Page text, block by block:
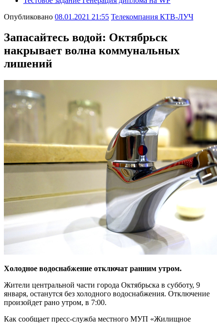
Опубликовано 08.01.2021 21:55 Телекомпания КТВ-ЛУЧ
Запасайтесь водой: Октябрьск
накрывает волна коммунальных
лишений
Холодное водоснабжение отключат ранним утром.
Жители центральной части города Октябрьска в субботу, 9
января, останутся без холодного водоснабжения. Отключение
произойдет рано утром, в 7:00.
Как сообщает пресс-служба местного МУП «Жилищное